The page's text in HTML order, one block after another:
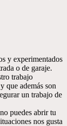
y experimentados
o de garaje.
trabajo
que además son
un trabajo de
puedes abrir tu
nos gusta